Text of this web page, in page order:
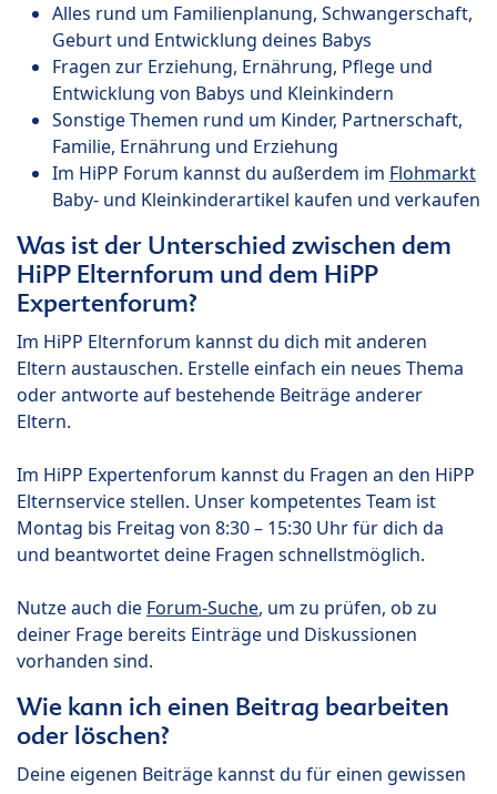
Alles rund um Familienplanung, Schwangerschaft,
Geburt und Entwicklung deines Babys
Fragen zur Erziehung, Ernährung, Pflege und
Entwicklung von Babys und Kleinkindern
Sonstige Themen rund um Kinder, Partnerschaft,
Familie, Ernährung und Erziehung
Im HiPP Forum kannst du außerdem im Flohmarkt
Baby- und Kleinkinderartikel kaufen und verkaufen
Was ist der Unterschied zwischen dem
HiPP Elternforum und dem HiPP
Expertenforum?
Im HiPP Elternforum kannst du dich mit anderen
Eltern austauschen. Erstelle einfach ein neues Thema
oder antworte auf bestehende Beiträge anderer
Eltern.
Im HiPP Expertenforum kannst du Fragen an den HiPP
Elternservice stellen. Unser kompetentes Team ist
Montag bis Freitag von 8:30 – 15:30 Uhr für dich da
und beantwortet deine Fragen schnellstmöglich.
Nutze auch die Forum-Suche, um zu prüfen, ob zu
deiner Frage bereits Einträge und Diskussionen
vorhanden sind.
Wie kann ich einen Beitrag bearbeiten
oder löschen?
Deine eigenen Beiträge kannst du für einen gewissen